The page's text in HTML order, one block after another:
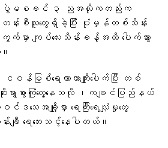
ပွဲမစခင် ၃ ညအလိုကတည်းက
စီသူတွေရှိခဲ့ပြီး ပုံမှန်တစ်သိန်း
ကွက်မှာ ကျပ်လေးသိန်းခန့်အထိ ပေါက်သွား
ဝန်မြစ်ရေကာတာကျိုးပေါက်ပြီး တစ်
ကိုဆိုးရွာစွာကြုံတွေ့နေသလို ၊ကချင်ပြည်နယ်
ဒသေအချို့မှာ ရေကြီးရေလျှံမှုတွေ
းချီ ရေဘေးသင့်နေပါတယ်။